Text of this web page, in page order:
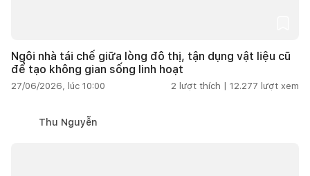
Ngôi nhà tái chế giữa lòng đô thị, tận dụng vật liệu cũ
để tạo không gian sống linh hoạt
27/06/2026, lúc 10:00 2 lượt thích | 12.277 lượt xem
Thu Nguyễn